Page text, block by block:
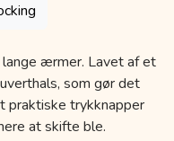
ærmer. Lavet af et
som gør det
praktiske trykknapper
at skifte ble.